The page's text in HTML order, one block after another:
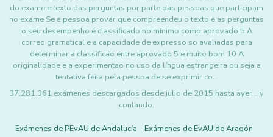
do exame e texto das perguntas por parte das pessoas que participam
no exame Se a pessoa provar que compreendeu o texto e as perguntas
o seu desempenho é classificado no mínimo como aprovado 5 A
correo gramatical e a capacidade de expresso so avaliadas para
determinar a classificao entre aprovado 5 e muito bom 10 A
originalidade e a experimentao no uso da língua estrangeira ou seja a
tentativa feita pela pessoa de se exprimir co…
37.281.361 exámenes descargados desde julio de 2015 hasta ayer... y
contando.
Exámenes de PEvAU de Andalucía
Exámenes de EvAU de Aragón